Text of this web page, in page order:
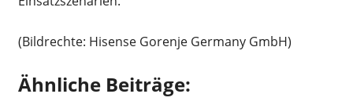
(Bildrechte: Hisense Gorenje Germany GmbH)
Ähnliche Beiträge: